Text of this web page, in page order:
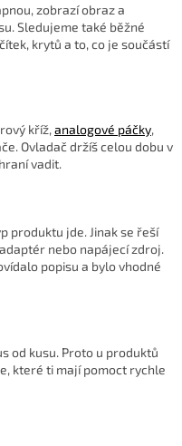
zobrazí obraz a
Sledujeme také běžné
krytů a to, co je součástí
kříž, analogové páčky,
Ovladač držíš celou dobu v
vadit.
produktu jde. Jinak se řeší
nebo napájecí zdroj.
popisu a bylo vhodné
od kusu. Proto u produktů
které ti mají pomoct rychle